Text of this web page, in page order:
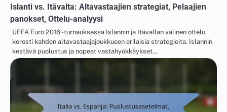
Islanti vs. Itävalta: Altavastaajien strategiat, Pelaajien
panokset, Ottelu-analyysi
UEFA Euro 2016 -turnauksessa Islannin ja Itävallan välinen ottelu
korosti kahden altavastaajajoukkueen erilaisia strategioita. Islannin
kestävä puolustus ja nopeat vastahyökkäykset…